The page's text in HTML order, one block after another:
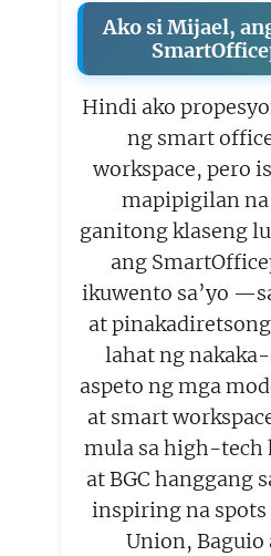
Ako si Mijael,
Hindi ako
ng smart
workspace, pero
mapipigilan
ganitong klaseng
ang
ikuwento sa’yo
at
lahat ng
aspeto ng mga
at smart
mula sa high-tech
at BGC hanggang
inspiring na spots
Union, Baguio